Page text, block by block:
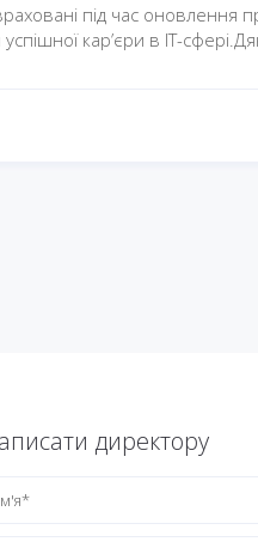
під час оновлення
кар’єри в ІТ-
директору